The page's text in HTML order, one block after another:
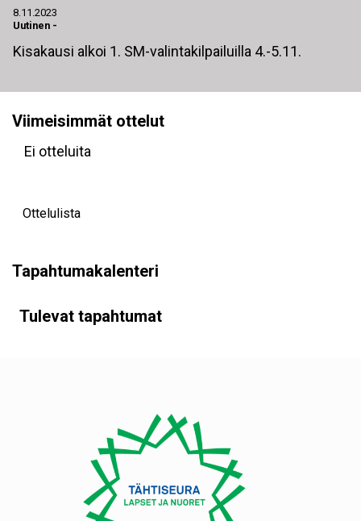
8.11.2023
Uutinen -
Kisakausi alkoi 1. SM-valintakilpailuilla 4.-5.11.
Viimeisimmät ottelut
Ei otteluita
Ottelulista
Tapahtumakalenteri
Tulevat tapahtumat